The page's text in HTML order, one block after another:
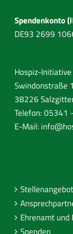
Spendenkonto
DE93 2699
Hospiz-
Swindonstraße
38226
Telefon: 05341
E-Mail:
Ehrenamt